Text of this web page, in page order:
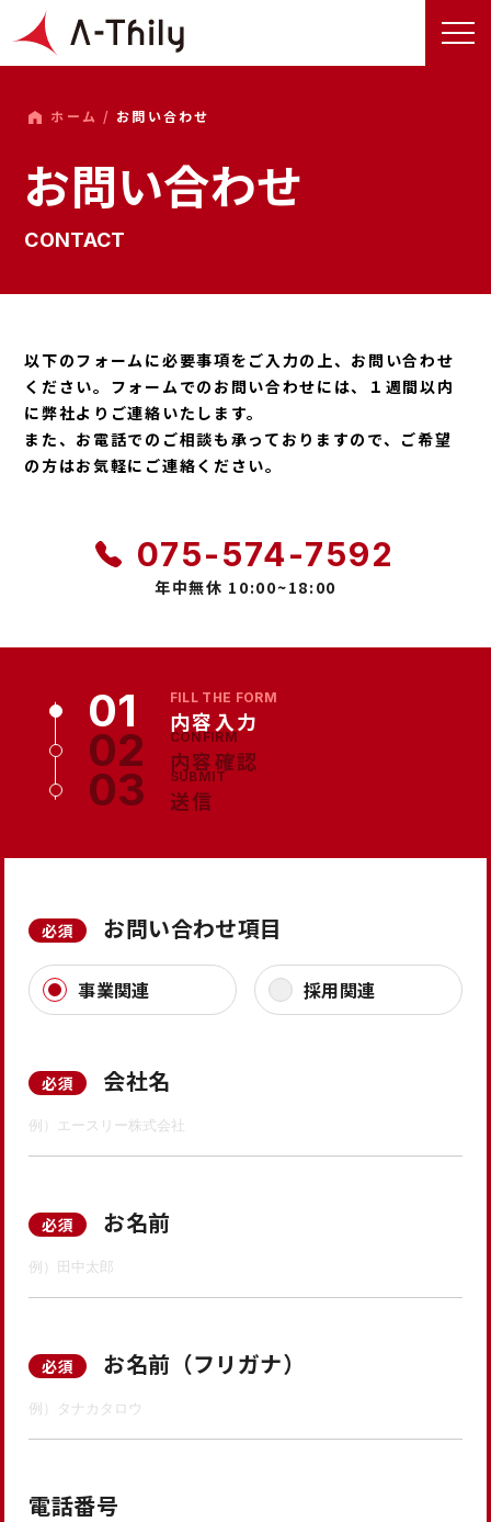
ホーム / お問い合わせ
お問い合わせ
CONTACT
以下のフォームに必要事項をご入力の上、お問い合わせ
ください。 フォームでのお問い合わせには、１週間以内
に弊社よりご連絡いたします。
また、お電話でのご相談も承っておりますので、ご希望
の方はお気軽にご連絡ください。
075-574-7592
年中無休 10:00~18:00
FILL THE FORM
内容入力
CONFIRM
内容確認
SUBMIT
送信
必須 お問い合わせ項目
事業関連 採用関連
必須 会社名
必須 お名前
必須 お名前（フリガナ）
電話番号